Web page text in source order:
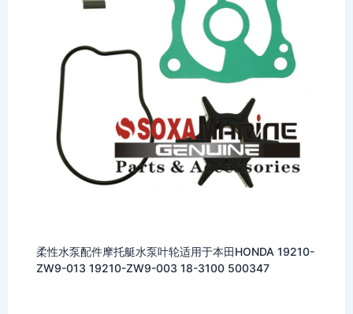
柔性水泵配件摩托艇水泵叶轮适用于本田HONDA 19210-
ZW9-013 19210-ZW9-003 18-3100 500347